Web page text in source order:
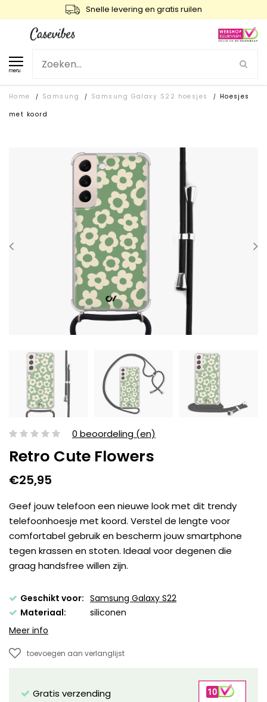
Snelle levering en gratis ruilen
menu
Home / Samsung / Samsung Galaxy S22 hoesjes /
Hoesjes
met koord
0 beoordeling (en)
Retro Cute Flowers
€25,95
Geef jouw telefoon een nieuwe look met dit trendy
telefoonhoesje met koord. Verstel de lengte voor
comfortabel gebruik en bescherm jouw smartphone
tegen krassen en stoten. Ideaal voor degenen die
graag handsfree willen zijn.
Geschikt voor: Samsung Galaxy S22
Materiaal:
siliconen
Meer info
toevoegen aan verlanglijst
Gratis verzending